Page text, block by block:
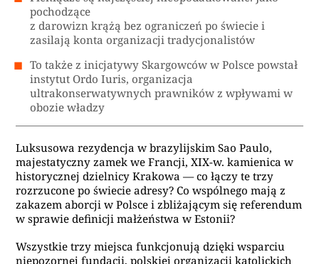
pochodzące
z darowizn krążą bez ograniczeń po świecie i
zasilają konta organizacji tradycjonalistów
To także z inicjatywy Skargowców w Polsce powstał
instytut Ordo Iuris, organizacja
ultrakonserwatywnych prawników z wpływami w
obozie władzy
Luksusowa rezydencja w brazylijskim Sao Paulo,
majestatyczny zamek we Francji, XIX-w. kamienica w
historycznej dzielnicy Krakowa — co łączy te trzy
rozrzucone po świecie adresy? Co wspólnego mają z
zakazem aborcji w Polsce i zbliżającym się referendum
w sprawie definicji małżeństwa w Estonii?
Wszystkie trzy miejsca funkcjonują dzięki wsparciu
niepozornej fundacji, polskiej organizacji katolickich